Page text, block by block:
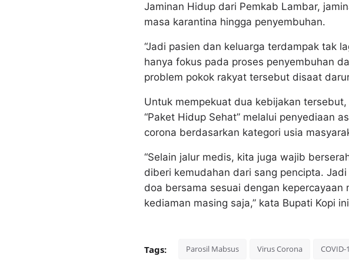
Jaminan Hidup dari Pemkab Lambar,
masa karantina hingga penyembuhan.
“Jadi pasien dan keluarga terdampak tak
hanya fokus pada proses penyembuhan
problem pokok rakyat tersebut disaat
Untuk mempekuat dua kebijakan
“Paket Hidup Sehat” melalui penyediaan
corona berdasarkan kategori usia
“Selain jalur medis, kita juga wajib
diberi kemudahan dari sang pencipta.
doa bersama sesuai dengan
kediaman masing saja,” kata Bupati Kopi
Tags: Parosil Mabsus Virus Corona COVID-